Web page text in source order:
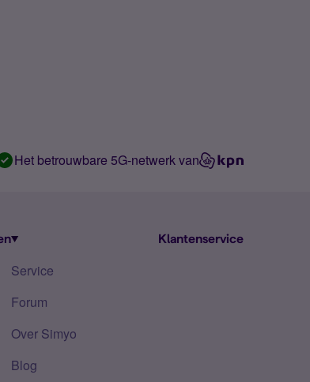
Het betrouwbare 5G-netwerk van
Klantenservice
Service
Forum
Over Simyo
Blog